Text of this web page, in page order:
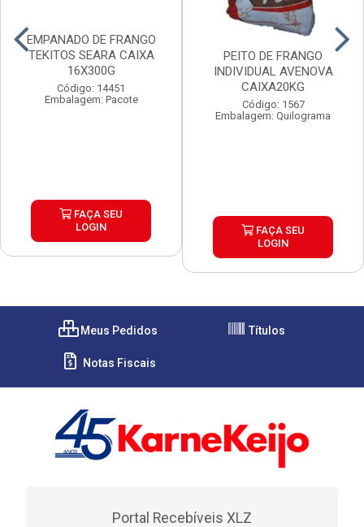
EMPANADO DE FRANGO
TEKITOS SEARA CAIXA
16X300G
Código: 14451
Embalagem: Pacote
FAÇA SEU
LOGIN
PEITO DE FRANGO
INDIVIDUAL AVENOVA
CAIXA20KG
Código: 1567
Embalagem: Quilograma
FAÇA SEU
LOGIN
Meus Pedidos Títulos
Notas Fiscais
Portal Recebíveis XLZ